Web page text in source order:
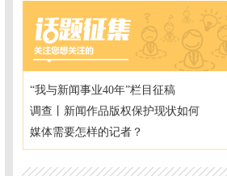
“我与新闻事业40年”栏目征稿
调查丨新闻作品版权保护现状如何
媒体需要怎样的记者？